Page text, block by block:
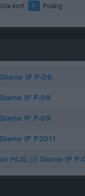
kort P Poäng
Skene IF F-09.
IF F-09.
Skene IF F-09.
IF P2011.
HUSpå Skene IF F-